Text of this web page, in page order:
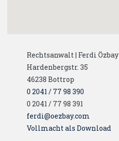
Rechtsanwalt | Ferdi Özbay
Hardenbergstr. 35
46238 Bottrop
0 2041 / 77 98 390
0 2041 / 77 98 391
ferdi@oezbay.com
Vollmacht als Download